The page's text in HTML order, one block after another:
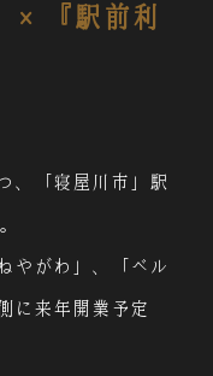
×『駅前利
、「寝屋川市」駅
やがわ」、「ベル
に来年開業予定